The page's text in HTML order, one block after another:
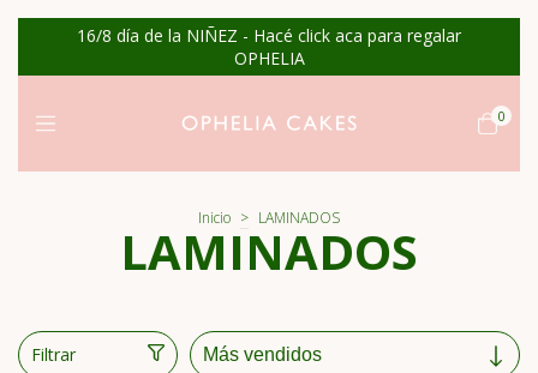
16/8 día de la NIÑEZ - Hacé click aca para regalar
OPHELIA
0
Inicio > LAMINADOS
LAMINADOS
Filtrar